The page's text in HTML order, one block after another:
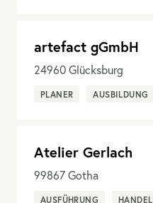
artefact gGmbH
24960Glücksburg
PLANER AUSBILDUNG
Atelier Gerlach
99867Gotha
AUSFÜHRUNG HANDEL